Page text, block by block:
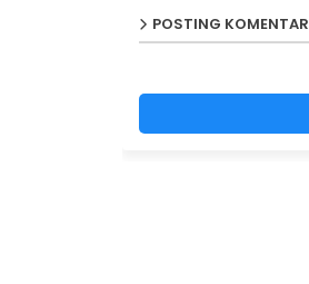
POSTING KOMENTAR